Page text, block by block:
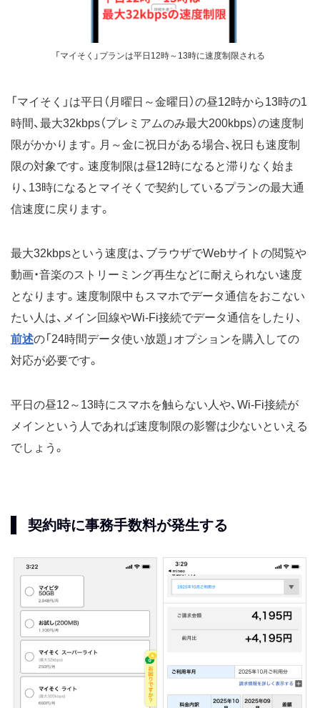
「マイそく」プランは平日12時～13時に速度制限される
「マイそく」は平日（月曜日～金曜日）の昼12時から13時の1
時間、最大32kbps（プレミアムのみ最大200kbps）の速度制
限がかかります。月～金に祝日がある場合、祝日も速度制
限の対象です。速度制限は昼12時になると滞りなく始ま
り、13時になるとマイそくで契約しているプランの最大通
信速度に戻ります。
最大32kbpsという速度は、ブラウザでWebサイトの閲覧や
動画・音楽のストリーミング再生などに耐えられない速度
となります。速度制限中もスマホでデータ通信をおこない
たい人は、メイン回線やWi-Fi接続でデータ通信をしたり、
前述の「24時間データ使い放題」オプションを購入しての
対応が必要です。
平日の昼12～13時にスマホを触らない人や、Wi-Fi接続が
メインという人であれば速度制限の影響は少ないといえる
でしょう。
契約時に事務手数料が発生する